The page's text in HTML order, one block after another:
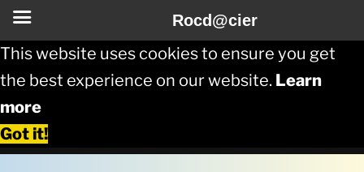
This website uses cookies to ensure you get
the best experience on our website. Learn
more
Got it!
Aller
Rocd@cier